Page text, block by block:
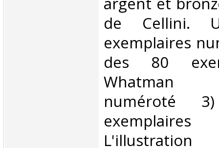
de Cellini.
exemplaires
des 80
Whatman
numéroté